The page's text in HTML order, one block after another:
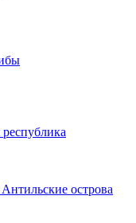
острова